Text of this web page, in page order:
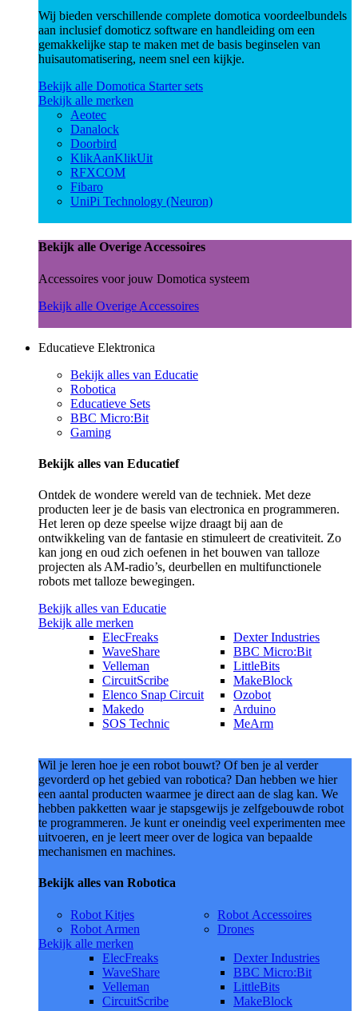
Wij bieden verschillende complete domotica voordeelbundels
aan inclusief domoticz software en handleiding om een
gemakkelijke stap te maken met de basis beginselen van
huisautomatisering, neem snel een kijkje.
Bekijk alle Domotica Starter sets
Bekijk alle merken
Aeotec
Danalock
Doorbird
KlikAanKlikUit
RFXCOM
Fibaro
UniPi Technology (Neuron)
Bekijk alle Overige Accessoires
Accessoires voor jouw Domotica systeem
Bekijk alle Overige Accessoires
Educatieve Elektronica
Bekijk alles van Educatie
Robotica
Educatieve Sets
BBC Micro:Bit
Gaming
Bekijk alles van Educatief
Ontdek de wondere wereld van de techniek. Met deze
producten leer je de basis van electronica en programmeren.
Het leren op deze speelse wijze draagt bij aan de
ontwikkeling van de fantasie en stimuleert de creativiteit. Zo
kan jong en oud zich oefenen in het bouwen van talloze
projecten als AM-radio’s, deurbellen en multifunctionele
robots met talloze bewegingen.
Bekijk alles van Educatie
Bekijk alle merken
ElecFreaks
WaveShare
Velleman
CircuitScribe
Elenco Snap Circuit
Makedo
SOS Technic
Dexter Industries
BBC Micro:Bit
LittleBits
MakeBlock
Ozobot
Arduino
MeArm
Wil je leren hoe je een robot bouwt? Of ben je al verder
gevorderd op het gebied van robotica? Dan hebben we hier
een aantal producten waarmee je direct aan de slag kan. We
hebben pakketten waar je stapsgewijs je zelfgebouwde robot
te programmeren. Je kunt er oneindig veel experimenten mee
uitvoeren, en je leert meer over de logica van bepaalde
mechanismen en machines.
Bekijk alles van Robotica
Robot Kitjes
Robot Armen
Robot Accessoires
Drones
Bekijk alle merken
ElecFreaks
WaveShare
Velleman
CircuitScribe
Dexter Industries
BBC Micro:Bit
LittleBits
MakeBlock